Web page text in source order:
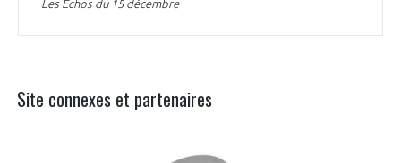
Les Echos du 15 décembre
Site connexes et partenaires